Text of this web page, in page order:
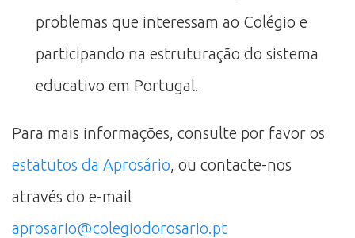
problemas que interessam ao Colégio e
participando na estruturação do sistema
educativo em Portugal.
Para mais informações, consulte por favor os
estatutos da Aprosário , ou contacte-nos
através do e-mail
aprosario@colegiodorosario.pt